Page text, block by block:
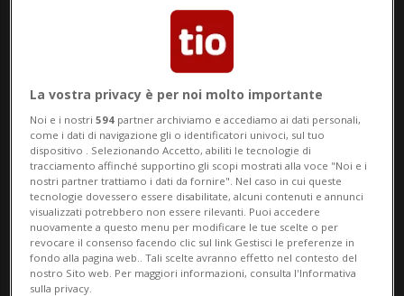
Notizie su Generi
Alimentari
Segui le notizie e gli approfondimenti su
Generi Alimentari.
La vostra privacy è per noi molto importante
Noi e i nostri594 partner archiviamo e accediamo ai dati personali,
come i dati di navigazione gli o identificatori univoci, sul tuo
dispositivo . Selezionando Accetto, abiliti le tecnologie di
tracciamento affinché supportino gli scopi mostrati alla voce "Noi e i
nostri partner trattiamo i dati da fornire". Nel caso in cui queste
tecnologie dovessero essere disabilitate, alcuni contenuti e annunci
visualizzati potrebbero non essere rilevanti. Puoi accedere
nuovamente a questo menu per modificare le tue scelte o per
revocare il consenso facendo clic sul link Gestisci le preferenze in
fondo alla pagina web.. Tali scelte avranno effetto nel contesto del
nostro Sito web. Per maggiori informazioni, consulta l'Informativa
sulla privacy.